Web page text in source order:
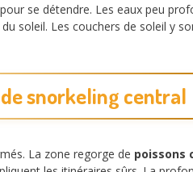
se détendre. Les eaux peu
soleil. Les couchers de soleil y
de snorkeling central
La zone regorge de poissons